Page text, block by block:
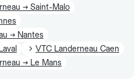
→ Saint-Malo
→ Nantes
VTC Landerneau Caen
→ Le Mans